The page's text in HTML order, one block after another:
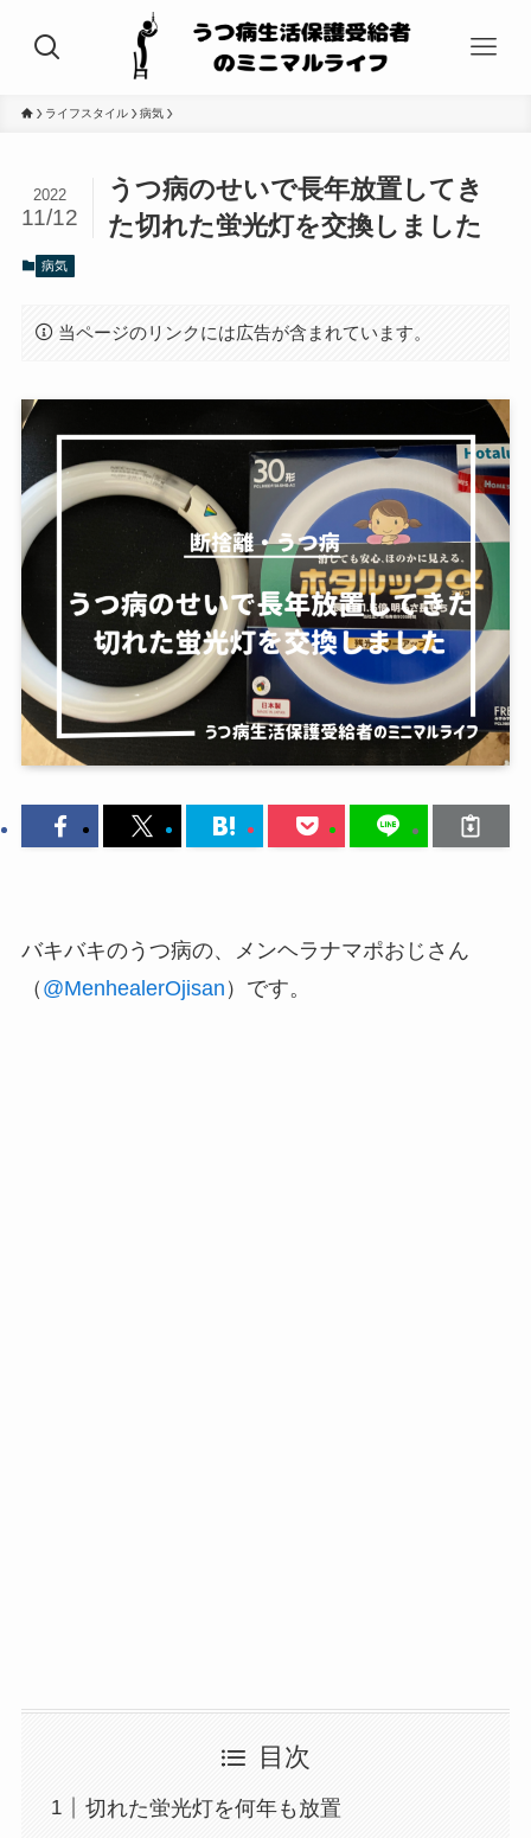
ライフスタイル 病気
うつ病のせいで長年放置してき
た切れた蛍光灯を交換しました
2022
11/12
病気
当ページのリンクには広告が含まれています。
バキバキのうつ病の、メンヘラナマポおじさん
（ @MenhealerOjisan ）です。
目次
切れた蛍光灯を何年も放置